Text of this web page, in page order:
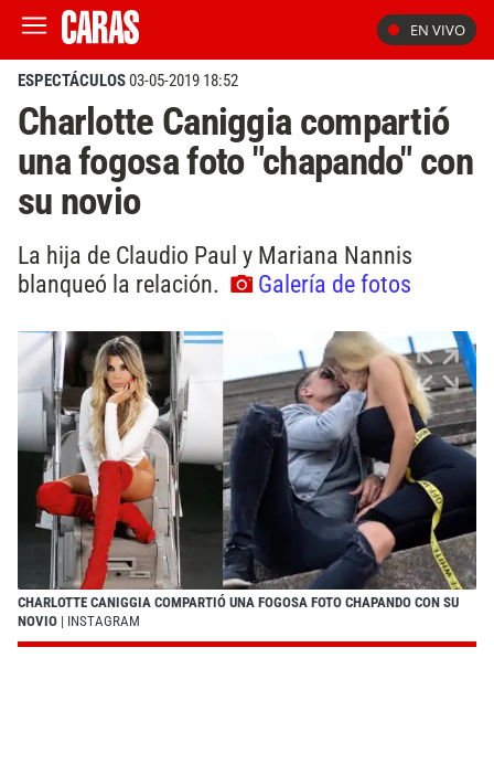
EN VIVO
ESPECTÁCULOS03-05-2019 18:52
Charlotte Caniggia compartió
una fogosa foto "chapando" con
su novio
La hija de Claudio Paul y Mariana Nannis
blanqueó la relación.
Galería de fotos
CHARLOTTE CANIGGIA COMPARTIÓ UNA FOGOSA FOTO CHAPANDO CON SU
NOVIO | INSTAGRAM